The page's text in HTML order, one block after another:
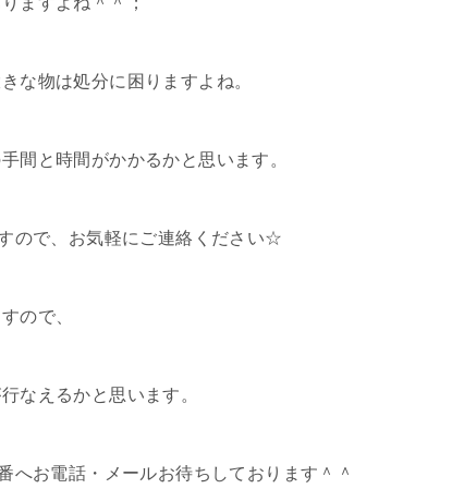
な物は処分に困りますよね。
間と時間がかかるかと思います。
ので、お気軽にご連絡ください☆
ので、
なえるかと思います。
へお電話・メールお待ちしております＾＾